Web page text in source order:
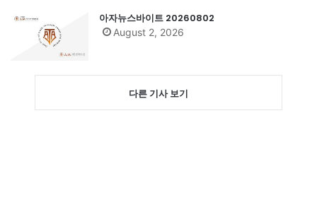
아자뉴스바이트 20260802
August 2, 2026
다른 기사 보기